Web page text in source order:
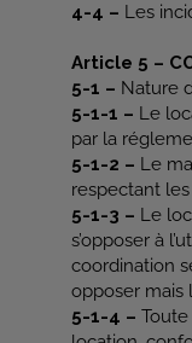
4-4 – Les
Article 5 –
5-1 – Nature
5-1-1 – Le
par la
5-1-2 – Le
respectant les
5-1-3 – Le
s’opposer à
coordination
opposer mais
5-1-4 –